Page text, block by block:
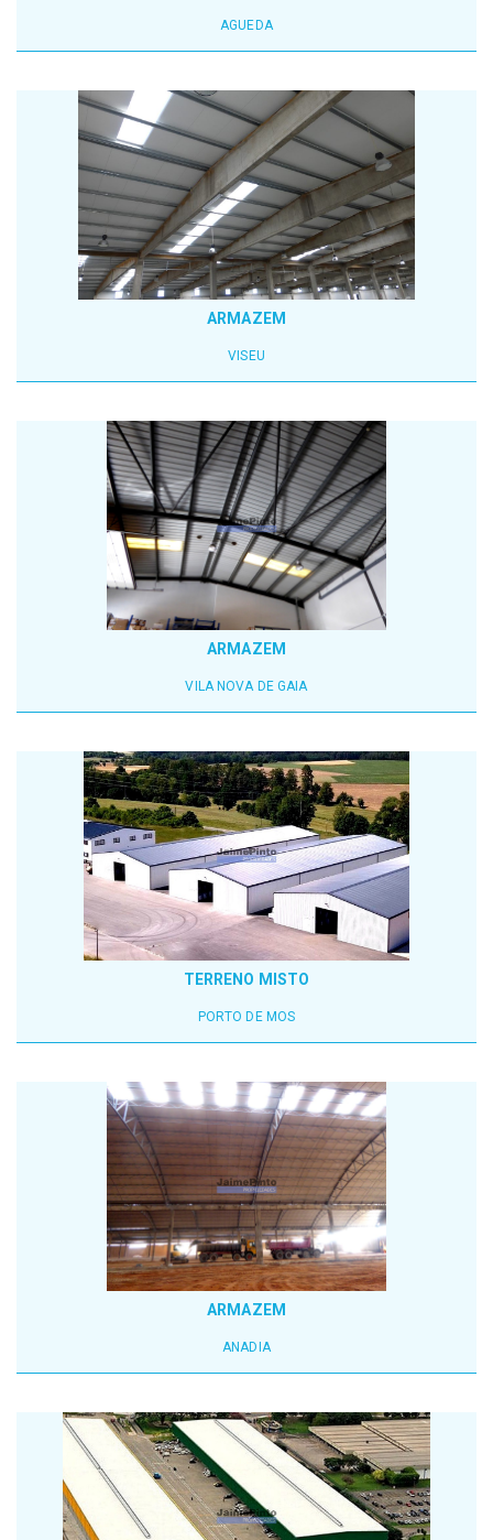
AGUEDA
ARMAZEM
VISEU
ARMAZEM
VILA NOVA DE GAIA
TERRENO MISTO
PORTO DE MOS
ARMAZEM
ANADIA